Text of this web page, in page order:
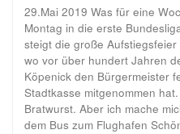
29.Mai 2019 Was für eine
Montag in die erste
steigt die große
wo vor über hundert Jahren
Köpenick den Bürgermeister
Stadtkasse mitgenommen
Bratwurst. Aber ich mache
dem Bus zum Flughafen